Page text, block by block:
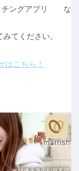
ッチングアプリ な
みてください。
はこちら！